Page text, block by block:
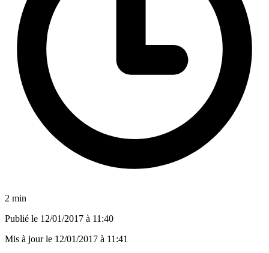
2 min
Publié le 12/01/2017 à 11:40
Mis à jour le 12/01/2017 à 11:41